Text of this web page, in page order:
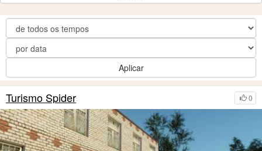
Aplicar
0
Turismo Spider